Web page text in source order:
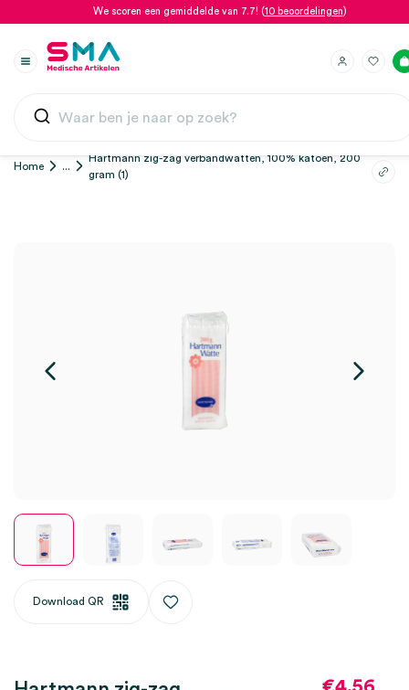
We scoren een gemiddelde van 7.7! (10 beoordelingen)
Home ...
Hartmann zig-zag verbandwatten, 100% katoen, 200
gram (1)
Download QR